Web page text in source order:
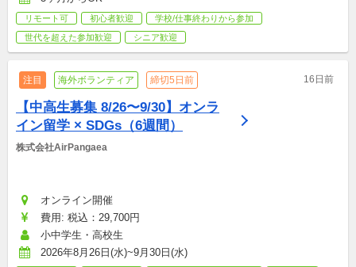
リモート可 初心者歓迎
学校/仕事終わりから参加
世代を超えた参加歓迎
シニア歓迎
注目 海外ボランティア 締切5日前 16日前
【中高生募集 8/26〜9/30】オンラ
イン留学 × SDGs（6週間）
株式会社AirPangaea
オンライン開催
費用: 税込：29,700円
小中学生・高校生
2026年8月26日(水)~9月30日(水)